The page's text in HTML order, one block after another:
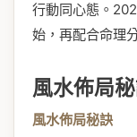
行動同心態。
始，再配合命理
風水佈局
風水佈局秘訣